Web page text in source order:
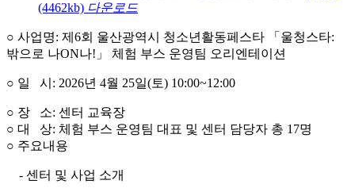
(4462kb) 다운로드
○ 사업명: 제6회 울산광역시 청소년활동페스타 「울청스타:
밖으로 나ON나!」 체험 부스 운영팀 오리엔테이션
○ 일 시: 2026년 4월 25일(토) 10:00~12:00
○ 장 소: 센터 교육장
○ 대 상: 체험 부스 운영팀 대표 및 센터 담당자 총 17명
○ 주요내용
- 센터 및 사업 소개